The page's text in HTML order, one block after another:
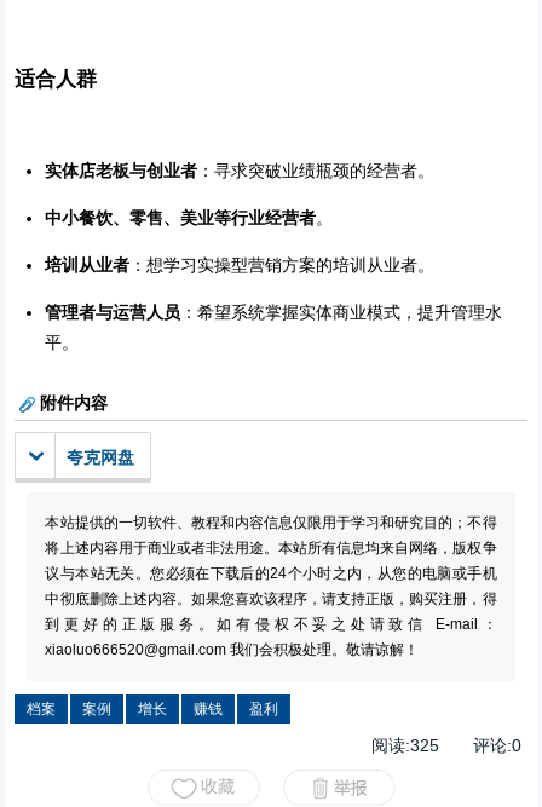
适合人群
实体店老板与创业者 ：寻求突破业绩瓶颈的经营者。
中小餐饮、零售、美业等行业经营者。
培训从业者 ：想学习实操型营销方案的培训从业者。
管理者与运营人员 ：希望系统掌握实体商业模式，提升管理水
平。
附件内容
夸克网盘
本站提供的一切软件、教程和内容信息仅限用于学习和研究目的；不得
将上述内容用于商业或者非法用途。本站所有信息均来自网络，版权争
议与本站无关。您必须在下载后的24个小时之内，从您的电脑或手机
中彻底删除上述内容。如果您喜欢该程序，请支持正版，购买注册，得
到更好的正版服务。如有侵权不妥之处请致信 E-mail：
xiaoluo666520@gmail.com 我们会积极处理。敬请谅解！
档案 案例 增长 赚钱 盈利
阅读:325评论:0